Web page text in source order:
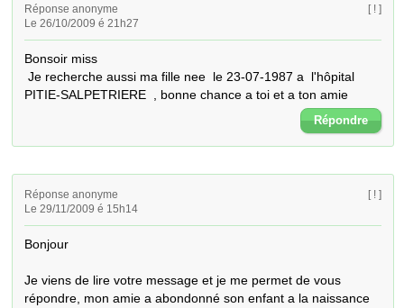
Réponse anonyme
Le 26/10/2009 é 21h27
[ ! ]
Bonsoir miss
Je recherche aussi ma fille nee  le 23-07-1987 a  l'hôpital
PITIE-SALPETRIERE  , bonne chance a toi et a ton amie
Répondre
Réponse anonyme
Le 29/11/2009 é 15h14
[ ! ]
Bonjour
Je viens de lire votre message et je me permet de vous
répondre, mon amie a abondonné son enfant a la naissance